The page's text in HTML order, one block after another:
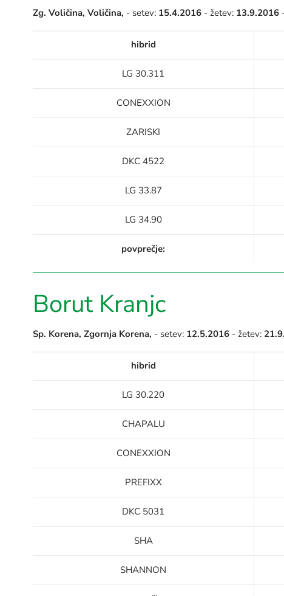
Zg. Voličina, Voličina, - setev: 15.4.2016 - žetev: 13.9.2016
hibrid
LG 30.311
CONEXXION
ZARISKI
DKC 4522
LG 33.87
LG 34.90
povprečje:
Borut Kranjc
Sp. Korena, Zgornja Korena, - setev: 12.5.2016 - žetev:
hibrid
LG 30.220
CHAPALU
CONEXXION
PREFIXX
DKC 5031
SHA
SHANNON